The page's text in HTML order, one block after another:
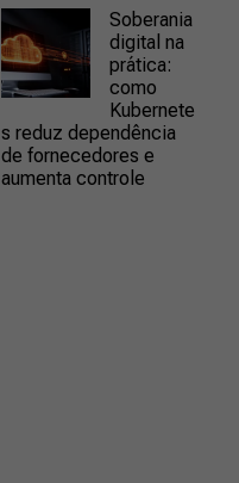
Soberania
digital na
prática:
como
Kubernete
s reduz dependência
de fornecedores e
aumenta controle